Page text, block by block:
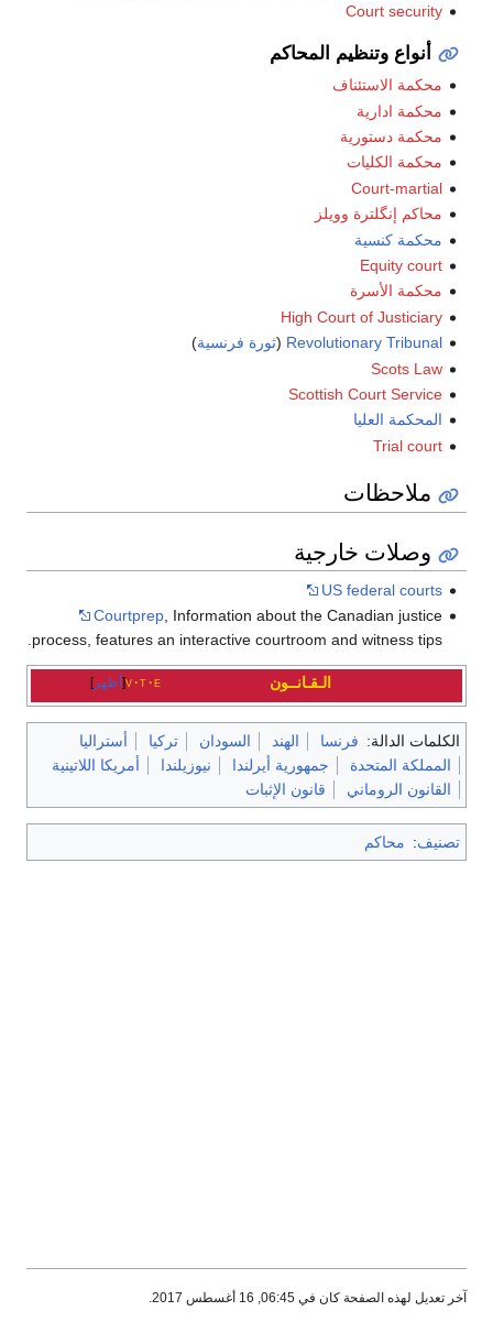
Court security
أنواع وتنظيم المحاكم
محكمة الاستئناف
محكمة ادارية
محكمة دستورية
محكمة الكليات
Court-martial
محاكم إنگلترة وويلز
محكمة كنسية
Equity court
محكمة الأسرة
High Court of Justiciary
Revolutionary Tribunal
(ثورة فرنسية)
Scots Law
Scottish Court Service
المحكمة العليا
Trial court
ملاحظات
وصلات خارجية
US federal courts
Courtprep, Information about the Canadian justice
process, features an interactive courtroom and witness tips.
أظهر v t e الـقـانــون
الكلمات الدالة: فرنسا الهند السودان تركيا
أستراليا
المملكة المتحدة
جمهورية أيرلندا نيوزيلندا
أمريكا اللاتينية
القانون الروماني
قانون الإثبات
تصنيف: محاكم
آخر تعديل لهذه الصفحة كان في 06:45, 16 أغسطس 2017.